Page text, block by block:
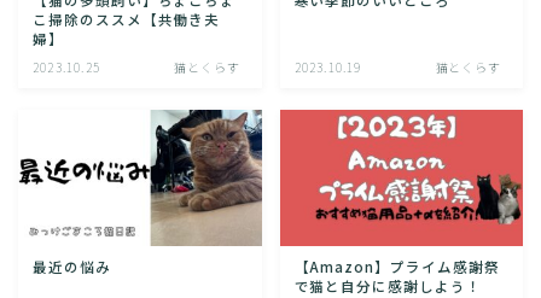
こ掃除のススメ【共働き夫
婦】
2023.10.25 猫とくらす 2023.10.19 猫とくらす
最近の悩み
【Amazon】プライム感謝祭
で猫と自分に感謝しよう！